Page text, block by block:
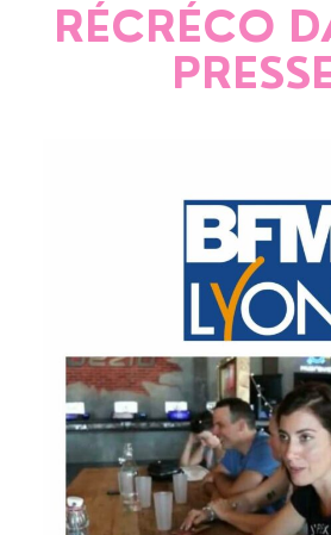
RÉCRÉCO